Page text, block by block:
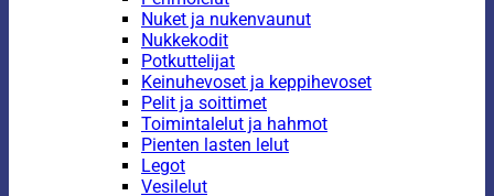
Nuket ja nukenvaunut
Nukkekodit
Potkuttelijat
Keinuhevoset ja keppihevoset
Pelit ja soittimet
Toimintalelut ja hahmot
Pienten lasten lelut
Legot
Vesilelut